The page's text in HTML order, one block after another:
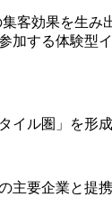
客効果を生み
加する体験型
イル圏」を形成
主要企業と提